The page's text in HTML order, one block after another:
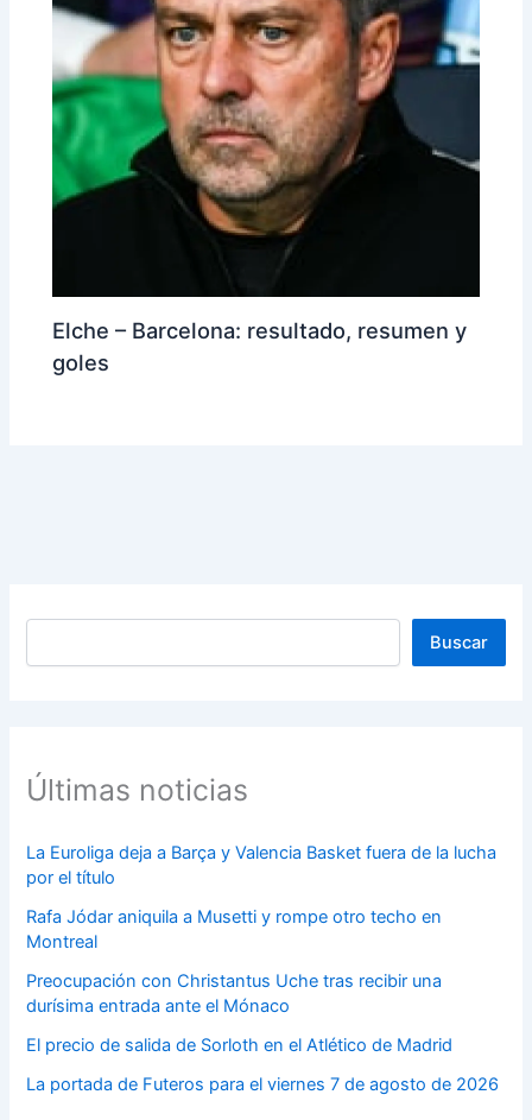
Elche – Barcelona: resultado, resumen y
goles
Buscar
Buscar
Últimas noticias
La Euroliga deja a Barça y Valencia Basket fuera de la lucha
por el título
Rafa Jódar aniquila a Musetti y rompe otro techo en
Montreal
Preocupación con Christantus Uche tras recibir una
durísima entrada ante el Mónaco
El precio de salida de Sorloth en el Atlético de Madrid
La portada de Futeros para el viernes 7 de agosto de 2026